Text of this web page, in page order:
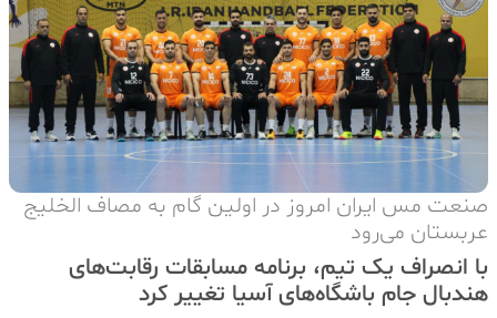
صنعت مس ایران امروز در اولین گام به مصاف الخلیج
عربستان می‌رود
با انصراف یک تیم، برنامه مسابقات رقابت‌های
هندبال جام باشگاه‌های آسیا تغییر کرد